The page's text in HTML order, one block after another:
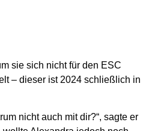
sie sich nicht für den ESC
– dieser ist 2024 schließlich in
nicht auch mit dir?“, sagte er